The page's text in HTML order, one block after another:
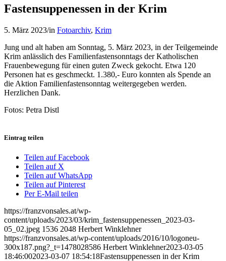
Fastensuppenessen in der Krim
5. März 2023/in Fotoarchiv, Krim
Jung und alt haben am Sonntag, 5. März 2023, in der Teilgemeinde
Krim anlässlich des Familienfastensonntags der Katholischen
Frauenbewegung für einen guten Zweck gekocht. Etwa 120
Personen hat es geschmeckt. 1.380,- Euro konnten als Spende an
die Aktion Familienfastensonntag weitergegeben werden.
Herzlichen Dank.
Fotos: Petra Distl
Eintrag teilen
Teilen auf Facebook
Teilen auf X
Teilen auf WhatsApp
Teilen auf Pinterest
Per E-Mail teilen
https://franzvonsales.at/wp-
content/uploads/2023/03/krim_fastensuppenessen_2023-03-
05_02.jpeg 1536 2048 Herbert Winklehner
https://franzvonsales.at/wp-content/uploads/2016/10/logoneu-
300x187.png?_t=1478028586 Herbert Winklehner2023-03-05
18:46:002023-03-07 18:54:18Fastensuppenessen in der Krim